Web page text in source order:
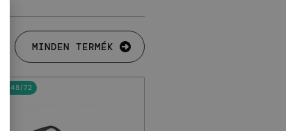
MINDEN TERMÉK
48/72